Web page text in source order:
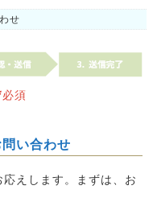
せ
必須
い合わせ
えします。まずは、お